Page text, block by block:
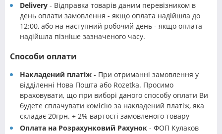
Delivery - Відправка товарів даним перевізником в
день оплати замовлення - якщо оплата надійшла до
12:00, або на наступний робочий день - якщо оплата
надійшла пізніше зазначеного часу.
Способи оплати
Накладений платіж - При отриманні замовлення у
відділенні Нова Пошта або Rozetka. Просимо
враховувати, що при виборі даного способу оплати Ви
будете сплачувати комісію за накладений платіж, яка
складає 20грн. + 2% вартості замовленого товару
Оплата на Розрахунковий Рахунок - ФОП Кулаков